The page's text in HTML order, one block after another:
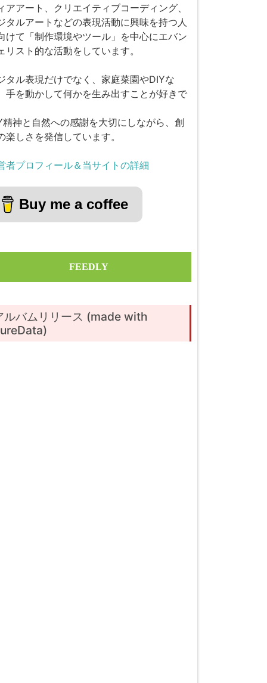
アアート、クリエイティブコーディング、
タルアートなどの表現活動に興味を持つ人
けて「制作環境やツール」を中心にエバン
リスト的な活動をしています。
タル表現だけでなく、家庭菜園やDIYな
手を動かして何かを生み出すことが好きで
精神と自然への感謝を大切にしながら、創
楽しさを発信しています。
者プロフィール＆当サイトの詳細
Buy me a coffee
FEEDLY
ルバムリリース (made with